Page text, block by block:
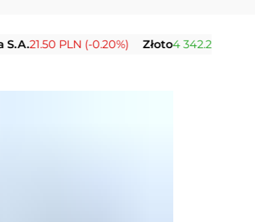
PLN (-0.20%) Złoto 4 342.26 USD (0.00%)